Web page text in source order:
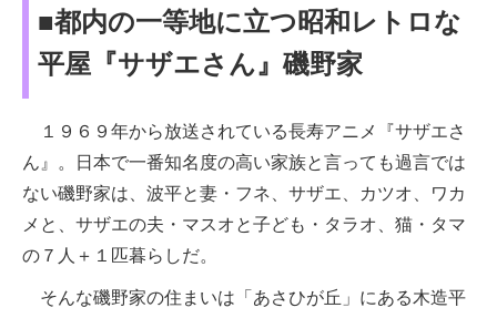
■都内の一等地に立つ昭和レトロな
平屋『サザエさん』磯野家
１９６９年から放送されている長寿アニメ『サザエさ
ん』。日本で一番知名度の高い家族と言っても過言では
ない磯野家は、波平と妻・フネ、サザエ、カツオ、ワカ
メと、サザエの夫・マスオと子ども・タラオ、猫・タマ
の７人＋１匹暮らしだ。
そんな磯野家の住まいは「あさひが丘」にある木造平